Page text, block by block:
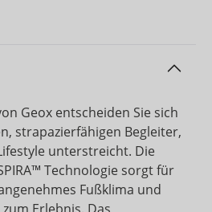
Geox entscheiden Sie sich
strapazierfähigen Begleiter,
unterstreicht. Die
Technologie sorgt für
Fußklima und